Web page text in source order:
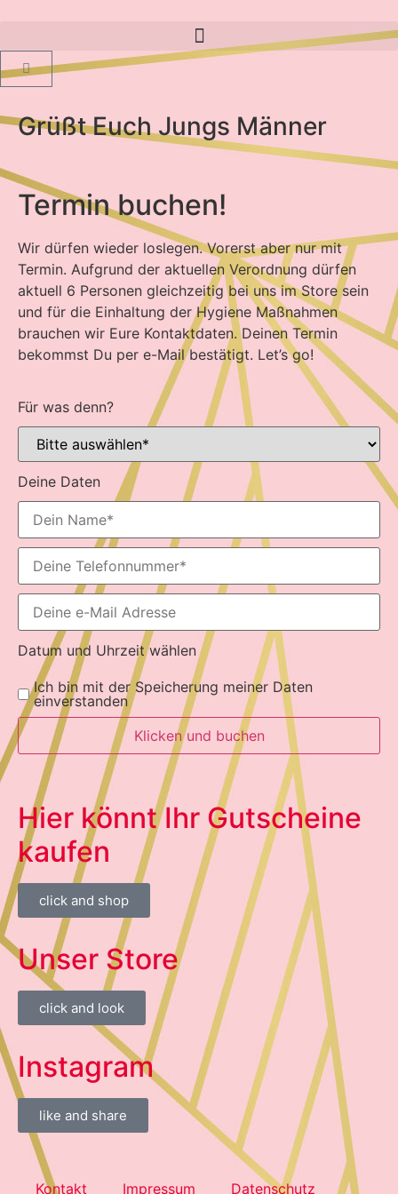
Grüßt EuchJungs Männer
Termin buchen!
Wir dürfen wieder loslegen. Vorerst aber nur mit
Termin. Aufgrund der aktuellen Verordnung dürfen
aktuell 6 Personen gleichzeitig bei uns im Store sein
und für die Einhaltung der Hygiene Maßnahmen
brauchen wir Eure Kontaktdaten. Deinen Termin
bekommst Du per e-Mail bestätigt. Let’s go!
Für was denn?
Deine Daten
Datum und Uhrzeit wählen
Ich bin mit der Speicherung meiner Daten
einverstanden
Klicken und buchen
Hier könnt Ihr Gutscheine
kaufen
click and shop
Unser Store
click and look
Instagram
like and share
Kontakt Impressum Datenschutz